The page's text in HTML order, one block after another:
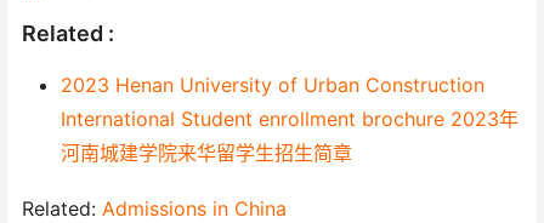
Related :
2023 Henan University of Urban Construction
International Student enrollment brochure 2023年
河南城建学院来华留学生招生简章
Related: Admissions in China